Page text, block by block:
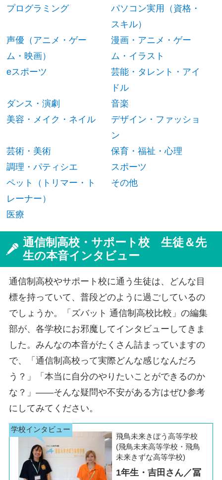
プログラミング
パソコン実用（資格・
スキル）
声優（アニメ・ゲー
ム・映画）
漫画・アニメ・ゲー
ム・イラスト
eスポーツ
芸能・タレント・アイ
ドル
ダンス・演劇
音楽
美容・メイク・ネイル
デザイン・ファッショ
ン
芸術・美術
保育・福祉・心理
調理・パティシエ
スポーツ
ペット（トリマー・ト
レーナー）
その他
医療
通信制高校・サポート校 生徒＆先
生の本音インタビュー
通信制高校やサポート校に通う生徒は、どんな目
標を持っていて、普段どのように過ごしているの
でしょうか。「ズバット 通信制高校比較」の編集
部が、各学校にお邪魔してインタビューしてきま
した。みんなの本音がたくさん詰まっていますの
で、「通信制高校って実際どんな感じなんだろ
う？」「本当に自分のやりたいことができるのか
な？」――そんな疑問や不安がある方はぜひ参考
にしてみてください。
飛鳥未来きぼう高等学校
(飛鳥未来高等学校・飛鳥
未来きずな高等学校)
1年生・吉田さん／冨